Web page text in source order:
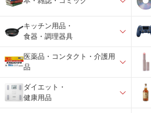
キッチン用品・
食器・調理器具
医薬品・コンタクト・介護用
品
ダイエット・
健康用品